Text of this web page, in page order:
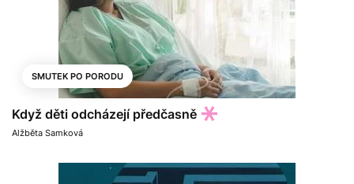
SMUTEK PO PORODU
Když děti odcházejí předčasně
Alžběta Samková